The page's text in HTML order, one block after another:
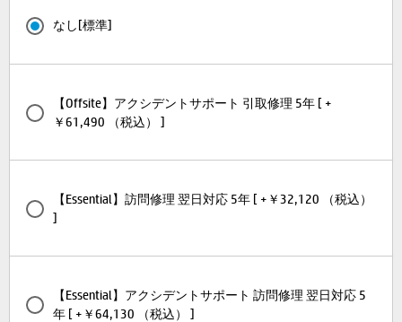
なし[標準]
【Offsite】アクシデントサポート 引取修理 5年 [ +
￥61,490 （税込） ]
【Essential】訪問修理 翌日対応 5年 [ +￥32,120 （税込）
]
【Essential】アクシデントサポート 訪問修理 翌日対応 5
年 [ +￥64,130 （税込） ]